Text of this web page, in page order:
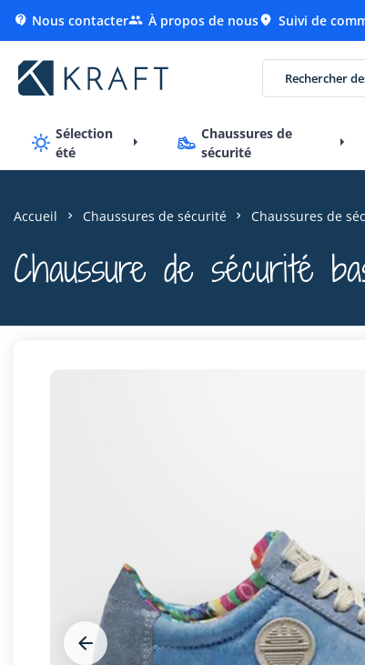
 Nous contacter À propos de nous Suivi de
Sélection
été
Chaussures de
sécurité
Accueil Chaussures de sécurité Chaussures de
Chaussure de sécurité


